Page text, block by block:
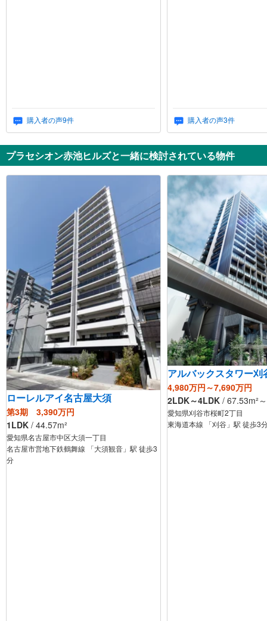
購入者の声9件 購入者の声3件
プラセシオン赤池ヒルズと一緒に検討されている物件
ローレルアイ名古屋大須
第3期 3,390万円
1LDK / 44.57m²
愛知県名古屋市中区大須一丁目
名古屋市営地下鉄鶴舞線 「大須観音」駅 徒歩3
分
アルバックスタワー刈
4,980万円～7,690万円
2LDK～4LDK / 67.53m²
愛知県刈谷市桜町2丁目
東海道本線 「刈谷」駅 徒歩3